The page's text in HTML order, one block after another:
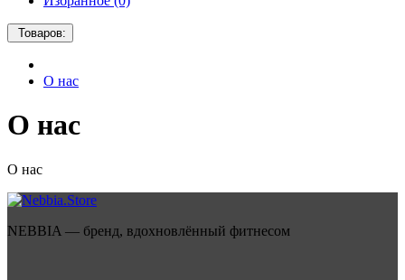
Товаров:
О нас
О нас
О нас
NEBBIA — бренд, вдохновлённый фитнесом